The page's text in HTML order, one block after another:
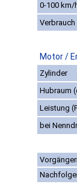
0-100 km/
Motor /
Zylinder
Hubraum
Leistung
bei